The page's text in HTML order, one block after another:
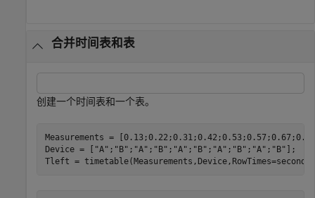
合并时间表和表
创建一个时间表和一个表。
Measurements =
Device = [ "A" ; "B" ; "A" ; "B" ; "A" ; "B" ; "A" ; "B" ; "A" ; "B" ];
Tleft =